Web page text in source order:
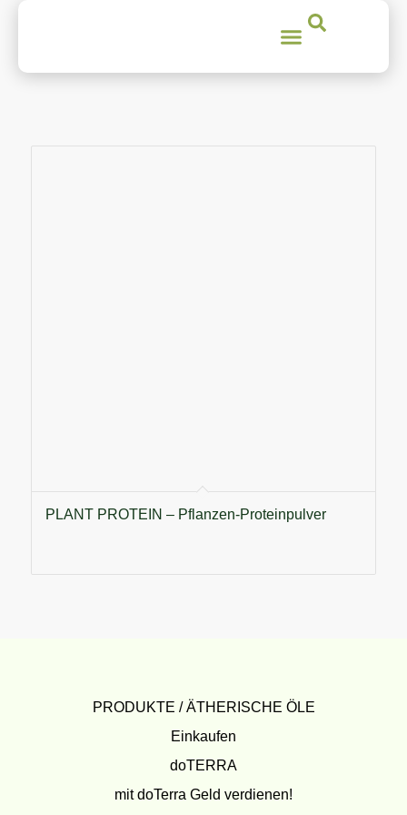
PLANT PROTEIN – Pflanzen-Proteinpulver
PRODUKTE / ÄTHERISCHE ÖLE
Einkaufen
doTERRA
mit doTerra Geld verdienen!